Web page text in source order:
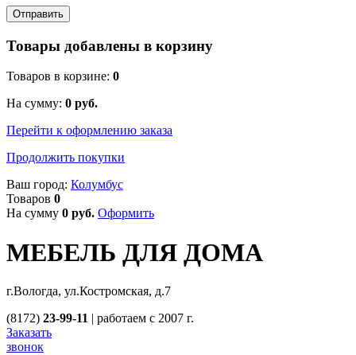
Товары добавлены в корзину
Товаров в корзине: 0
На сумму: 0 руб.
Перейти к оформлению заказа
Продолжить покупки
Ваш город: Колумбус
Товаров 0
На сумму 0 руб. Оформить
МЕБЕЛЬ ДЛЯ ДОМА
г.Вологда, ул.Костромская, д.7
(8172) 23-99-11 | работаем с 2007 г.
Заказать
звонок